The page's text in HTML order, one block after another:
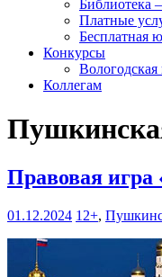
Библиотека
Платные
Бесплатная
Конкурсы
Вологодская
Коллегам
Правовая
01.12.2024 12+,